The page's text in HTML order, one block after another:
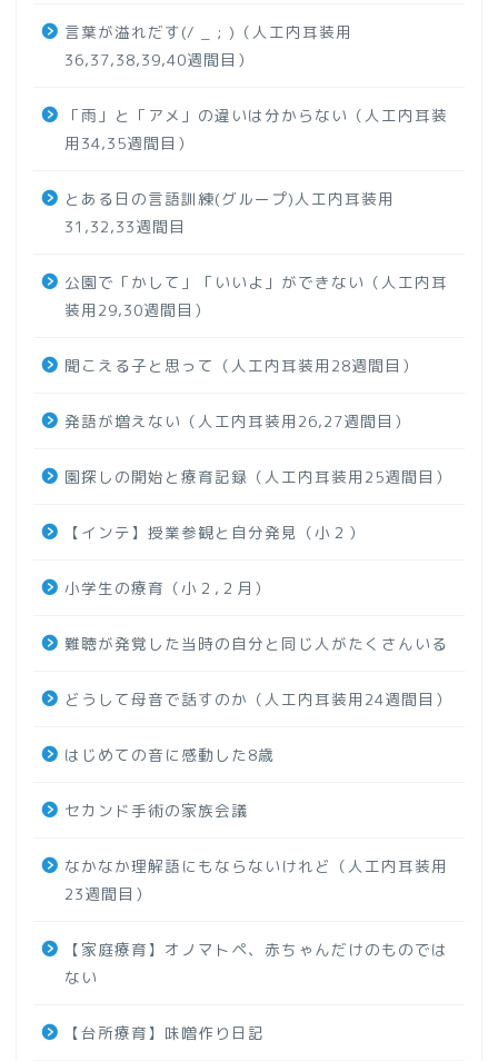
言葉が溢れだす(/ _ ; )（人工内耳装用
36,37,38,39,40週間目）
「雨」と「アメ」の違いは分からない（人工内耳装
用34,35週間目）
とある日の言語訓練(グループ)人工内耳装用
31,32,33週間目
公園で「かして」「いいよ」ができない（人工内耳
装用29,30週間目）
聞こえる子と思って（人工内耳装用28週間目）
発語が増えない（人工内耳装用26,27週間目）
園探しの開始と療育記録（人工内耳装用25週間目）
【インテ】授業参観と自分発見（小２）
小学生の療育（小２,２月）
難聴が発覚した当時の自分と同じ人がたくさんいる
どうして母音で話すのか（人工内耳装用24週間目）
はじめての音に感動した8歳
セカンド手術の家族会議
なかなか理解語にもならないけれど（人工内耳装用
23週間目）
【家庭療育】オノマトペ、赤ちゃんだけのものでは
ない
【台所療育】味噌作り日記